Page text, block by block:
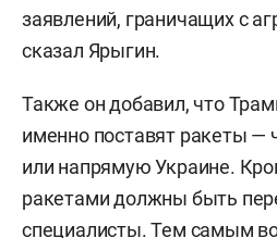
заявлений, граничащих с
сказал Ярыгин.
Также он добавил, что
именно поставят ракеты —
или напрямую Украине.
ракетами должны быть
специалисты. Тем самым